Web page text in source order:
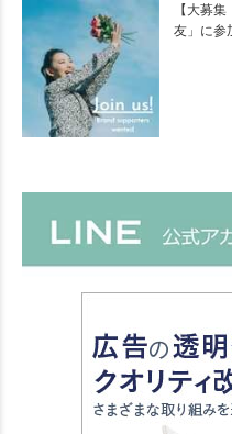
【大募
友」に参